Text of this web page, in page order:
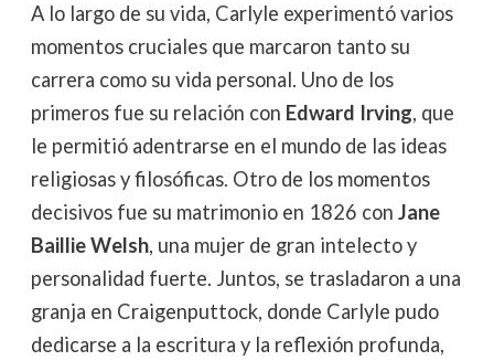
A lo largo de su vida, Carlyle experimentó varios
momentos cruciales que marcaron tanto su
carrera como su vida personal. Uno de los
primeros fue su relación con Edward Irving, que
le permitió adentrarse en el mundo de las ideas
religiosas y filosóficas. Otro de los momentos
decisivos fue su matrimonio en 1826 con Jane
Baillie Welsh, una mujer de gran intelecto y
personalidad fuerte. Juntos, se trasladaron a una
granja en Craigenputtock, donde Carlyle pudo
dedicarse a la escritura y la reflexión profunda,